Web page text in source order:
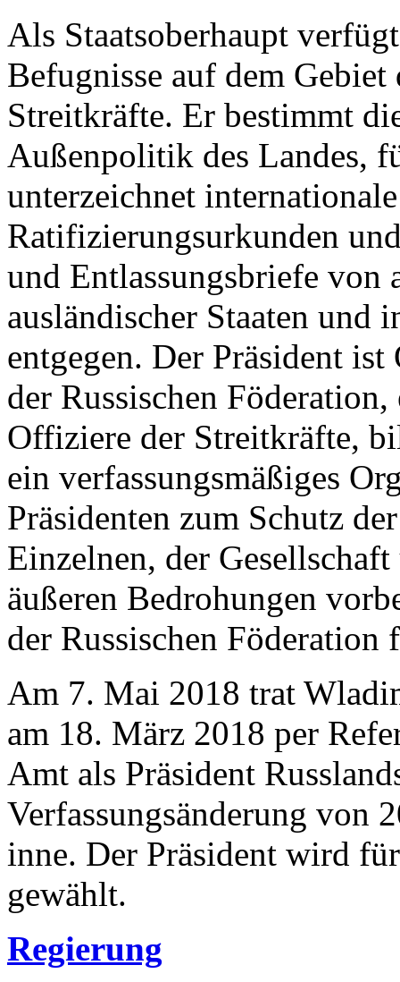
Als Staatsoberhaupt
Befugnisse auf dem
Streitkräfte. Er bestimmt
Außenpolitik des Landes,
unterzeichnet
Ratifizierungsurkunden
und Entlassungsbriefe von
ausländischer Staaten und
entgegen. Der Präsident
der Russischen
Offiziere der Streitkräfte,
ein verfassungsmäßiges
Präsidenten zum Schutz
Einzelnen, der
äußeren Bedrohungen
der Russischen Föderation
Am 7. Mai 2018 trat
am 18. März 2018 per
Amt als Präsident
Verfassungsänderung von
inne. Der Präsident wird
gewählt.
Regierung